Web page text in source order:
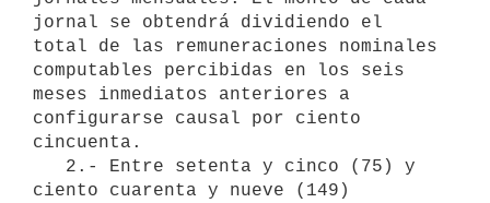
jornal se obtendrá dividiendo el
total de las remuneraciones nominales
computables percibidas en los seis
meses inmediatos anteriores a
configurarse causal por ciento
cincuenta.
ciento cuarenta y nueve (149)